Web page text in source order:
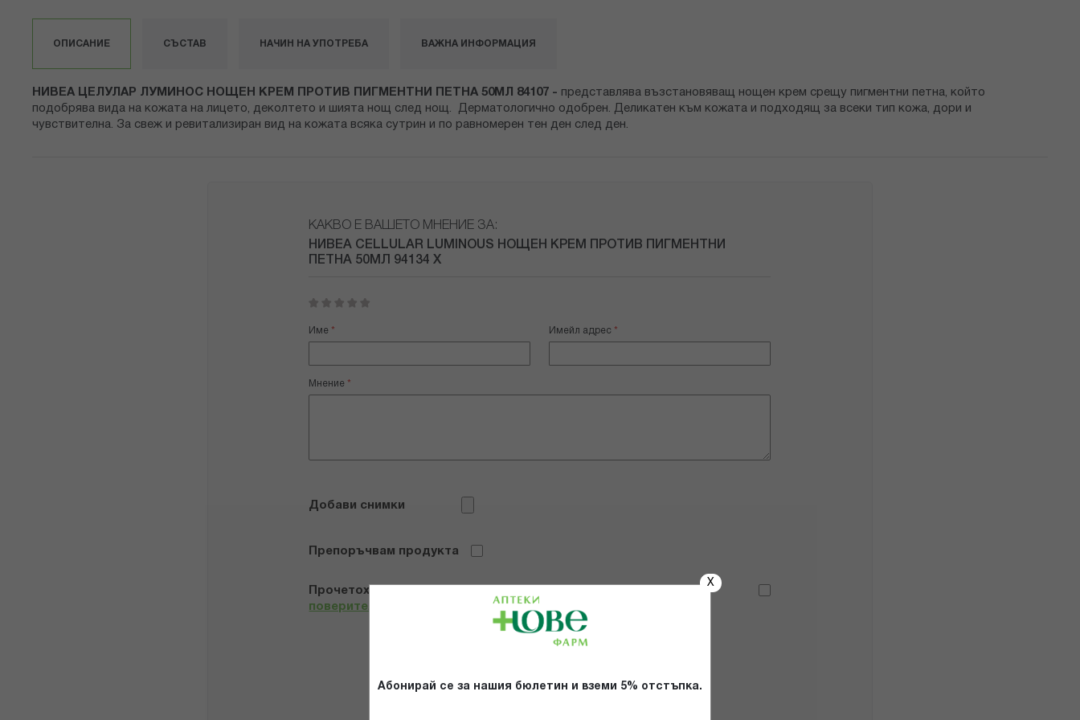
X
Абонирай се за нашия бюлетин и вземи 5% отстъпка.
ОПИСАНИЕ
НИВЕА ЦЕЛУЛАР ЛУМИНОС НОЩЕН КРЕМ ПРОТИВ ПИГМЕНТНИ ПЕТНА 50МЛ 84107 - представлява възстановяващ нощен крем срещу пигментни петна, който
подобрява вида на кожата на лицето, деколтето и шията нощ след нощ. Дерматологично одобрен. Деликатен към кожата и подходящ за всеки тип кожа, дори и
чувствителна. За свеж и ревитализиран вид на кожата всяка сутрин и по равномерен тен ден след ден.
СЪСТАВ НАЧИН НА УПОТРЕБА ВАЖНА ИНФОРМАЦИЯ
КАКВО Е ВАШЕТО МНЕНИЕ ЗА:
НИВЕА CELLULAR LUMINOUS НОЩЕН КРЕМ ПРОТИВ ПИГМЕНТНИ
ПЕТНА 50МЛ 94134 Х
star
stars
stars
stars
stars
Име Имейл адрес
Мнение
Добави снимки
Препоръчвам продукта
Прочетох и се съгласявам с
поверителност